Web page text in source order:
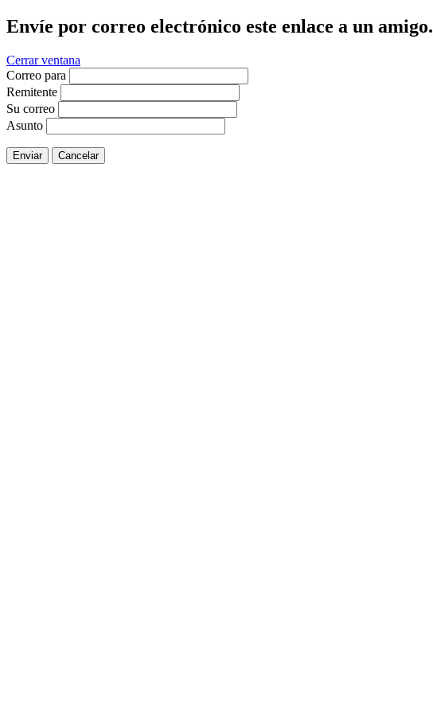
Envíe por correo electrónico este enlace a un amigo.
Cerrar ventana
Correo para
Remitente
Su correo
Asunto
Enviar Cancelar